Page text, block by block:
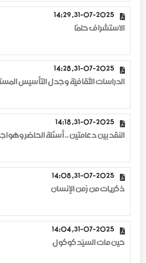
31-07-2025, 14:29
الاستشراف حلمًا
31-07-2025, 14:28
الدراسات الثقافيّة وجدل التأسيس
31-07-2025, 14:18
النقد بين دعامتين .. أسئلة الحاضر
31-07-2025, 14:08
ذكريات من زمن الإنسان
31-07-2025, 14:04
حين مات السيّد كوكول